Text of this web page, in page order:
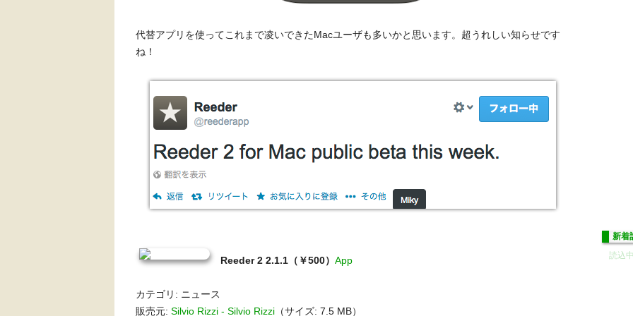
代替アプリを使ってこれまで凌いできたMacユーザも多いかと思います。超うれしい知らせです
ね！
Reeder 2 2.1.1（￥500） App
カテゴリ: ニュース
販売元: Silvio Rizzi - Silvio Rizzi （サイズ: 7.5 MB）
新着
読込中